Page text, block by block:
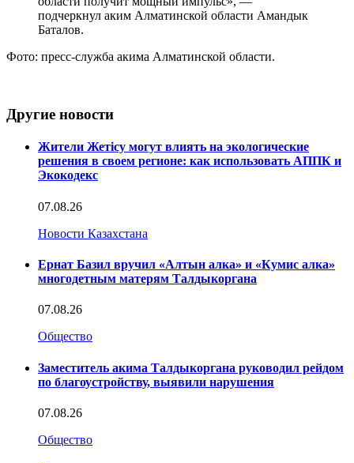
подчеркнул аким Алматинской области Амандык
Баталов.
Фото: пресс-служба акима Алматинской области.
Другие новости
Жители Жетісу могут влиять на экологические
решения в своем регионе: как использовать АППК и
Экокодекс
07.08.26
Новости Казахстана
Ернат Базил вручил «Алтын алка» и «Кумис алка»
многодетным матерям Талдыкоргана
07.08.26
Общество
Заместитель акима Талдыкоргана руководил рейдом
по благоустройству, выявили нарушения
07.08.26
Общество